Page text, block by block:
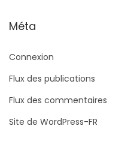
Méta
Connexion
Flux des publications
Flux des commentaires
Site de WordPress-FR